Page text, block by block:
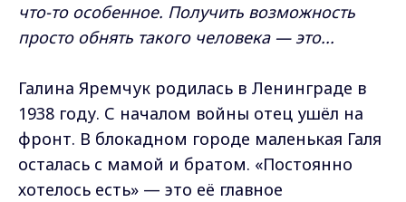
что-то особенное. Получить возможность
просто обнять такого человека — это...
Галина Яремчук родилась в Ленинграде в
1938 году. С началом войны отец ушёл на
фронт. В блокадном городе маленькая Галя
осталась с мамой и братом. «Постоянно
хотелось есть» — это её главное